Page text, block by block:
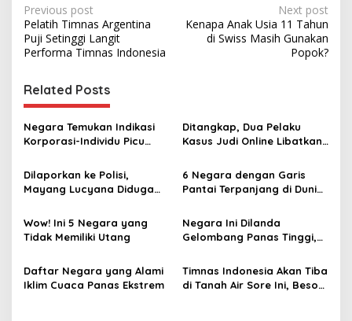
P
o
s
t
n
a
v
i
g
t
o
Previous post
Pelatih Timnas Argentina
Puji Setinggi Langit
Performa Timnas Indonesia
Next post
Kenapa Anak Usia 11 Tahun
di Swiss Masih Gunakan
Popok?
Related Posts
Negara Temukan Indikasi
Korporasi-Individu Picu
Ditangkap, Dua Pelaku
Kasus Judi Online Libatkan
Bandara Soetta
Dilaporkan ke Polisi,
Mayang Lucyana Diduga
RI
6 Negara dengan Garis
Pantai Terpanjang di Dunia,
Wow! Ini 5 Negara yang
Tidak Memiliki Utang
Negara Ini Dilanda
Gelombang Panas Tinggi,
Jika Ingin Berlibur
Daftar Negara yang Alami
Iklim Cuaca Panas Ekstrem
Timnas Indonesia Akan Tiba
di Tanah Air Sore Ini, Besok